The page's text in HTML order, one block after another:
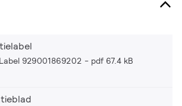
929001869202 pdf 67.4 kB